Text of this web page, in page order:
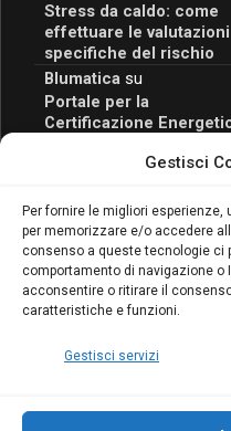
Gestisci
Per fornire le migliori
per memorizzare e/o accedere
consenso a queste tecnologie ci
comportamento di navigazione o
acconsentire o ritirare il
caratteristiche e funzioni.
Gestisci servizi
Stress da caldo: come
effettuare le valutazioni
specifiche del rischio
Blumaticasu
Portale per la
Certificazione
scopri il Corso
Blumaticasu
Coordinatore della
Sicurezza: cosa è
richiesto per
e aggiornamento